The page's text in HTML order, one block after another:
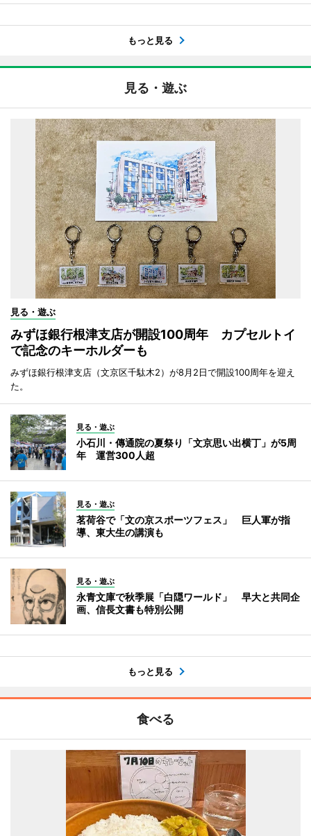
もっと見る
見る・遊ぶ
見る・遊ぶ
みずほ銀行根津支店が開設100周年 カプセルトイ
で記念のキーホルダーも
みずほ銀行根津支店（文京区千駄木2）が8月2日で開設100周年を迎え
た。
見る・遊ぶ
小石川・傳通院の夏祭り「文京思い出横丁」が5周
年 運営300人超
見る・遊ぶ
茗荷谷で「文の京スポーツフェス」 巨人軍が指
導、東大生の講演も
見る・遊ぶ
永青文庫で秋季展「白隠ワールド」 早大と共同企
画、信長文書も特別公開
もっと見る
食べる